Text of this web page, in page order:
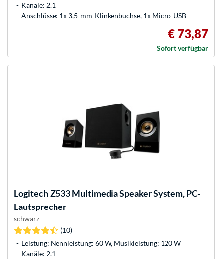
Kanäle: 2.1
Anschlüsse: 1x 3,5-mm-Klinkenbuchse, 1x Micro-USB
€ 73,87
Sofort verfügbar
LogitechZ533 Multimedia Speaker System, PC-
Lautsprecher
schwarz
(10)
Leistung: Nennleistung: 60 W, Musikleistung: 120 W
Kanäle: 2.1